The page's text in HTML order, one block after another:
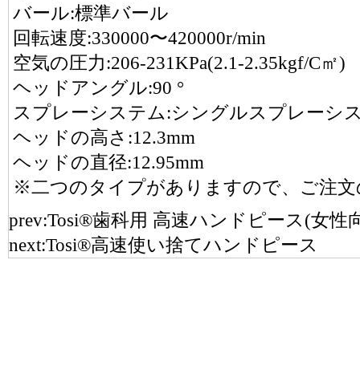
バール:標準バール
回転速度:330000〜420000r/min
空気の圧力:206-231KPa(2.1-2.35kgf/C㎡)
ヘッドアングル:90 °
スプレーシステム:シングルスプレーシ
ヘッドの高さ:12.3mm
ヘッドの直径:12.95mm
※二つのタイプがありますので、ご注
prev:Tosi®歯科用 高速ハンドピース(女性
next:Tosi®高速使い捨てハンドピース